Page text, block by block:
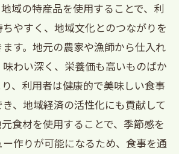
点としたコミュニケーションの
な食生活を目指すデイサービス
み
した1日を提供するデイサービ
まりを支える朝食メニューの工
域の特産品を使用することで、利
やすく、地域文化とのつながりを
す。地元の農家や漁師から仕入れ
わい深く、栄養価も高いものばか
、利用者は健康的で美味しい食事
、地域経済の活性化にも貢献して
食材を使用することで、季節感を
作りが可能になるため、食事を通